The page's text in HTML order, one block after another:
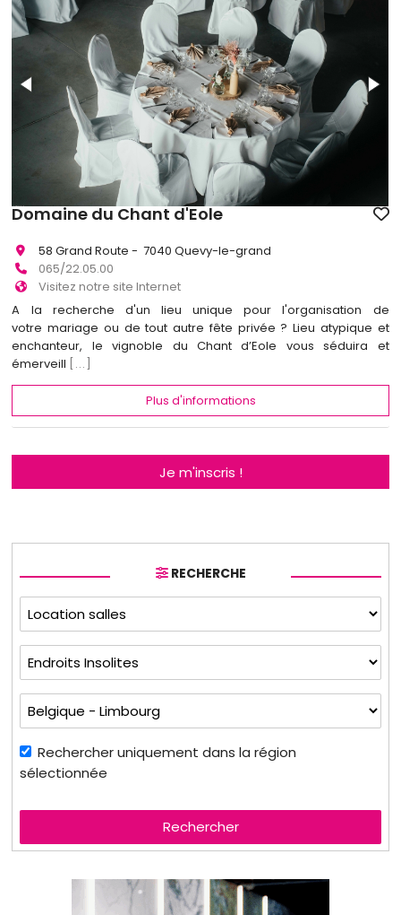
Domaine du Chant d'Eole
58 Grand Route - 7040 Quevy-le-grand
065/22.05.00
Visitez notre site Internet
A la recherche d'un lieu unique pour l'organisation de
votre mariage ou de tout autre fête privée ? Lieu atypique et
enchanteur, le vignoble du Chant d’Eole vous séduira et
émerveill
[...]
Plus d'informations
Je m'inscris !
RECHERCHE
Rechercher uniquement dans la région
sélectionnée
Rechercher